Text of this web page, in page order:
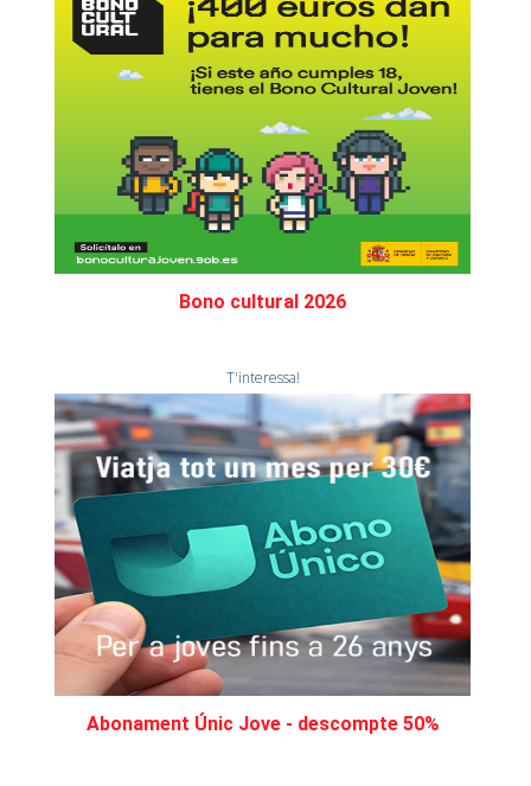
Bono cultural 2026
T'interessa!
Abonament Únic Jove - descompte 50%